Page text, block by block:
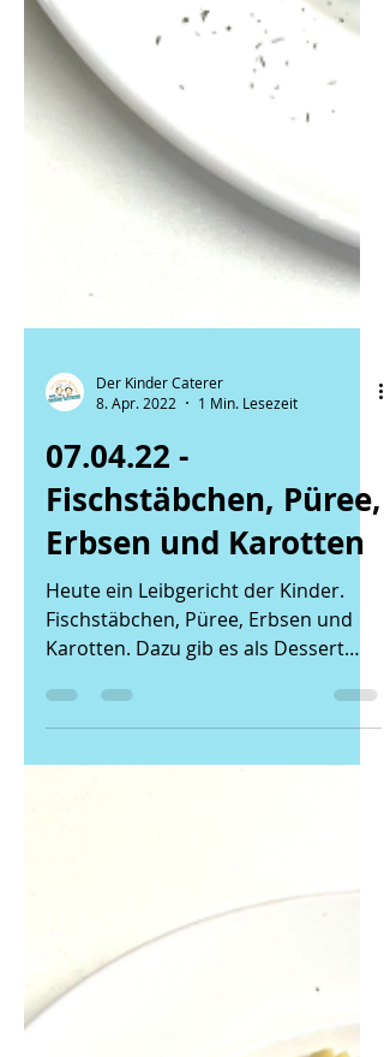
Der Kinder Caterer
8. Apr. 2022
1 Min. Lesezeit
07.04.22 -
Fischstäbchen, Püree,
Erbsen und Karotten
Heute ein Leibgericht der Kinder.